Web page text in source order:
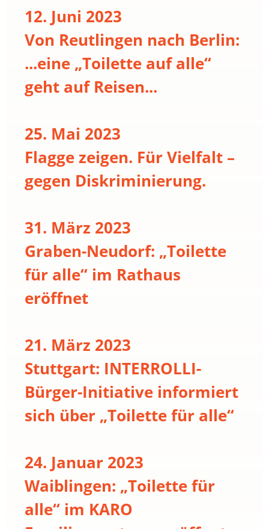
12. Juni 2023
Von Reutlingen nach Berlin:
...eine „Toilette auf alle“
geht auf Reisen...
25. Mai 2023
Flagge zeigen. Für Vielfalt –
gegen Diskriminierung.
31. März 2023
Graben-Neudorf: „Toilette
für alle“ im Rathaus
eröffnet
21. März 2023
Stuttgart: INTERROLLI-
Bürger-Initiative informiert
sich über „Toilette für alle“
24. Januar 2023
Waiblingen: „Toilette für
alle“ im KARO